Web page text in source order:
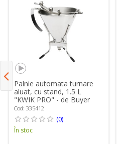
Palnie automata turnare
aluat, cu stand, 1.5 L
"KWIK PRO" - de Buyer
Cod: 335412
(0)
În stoc